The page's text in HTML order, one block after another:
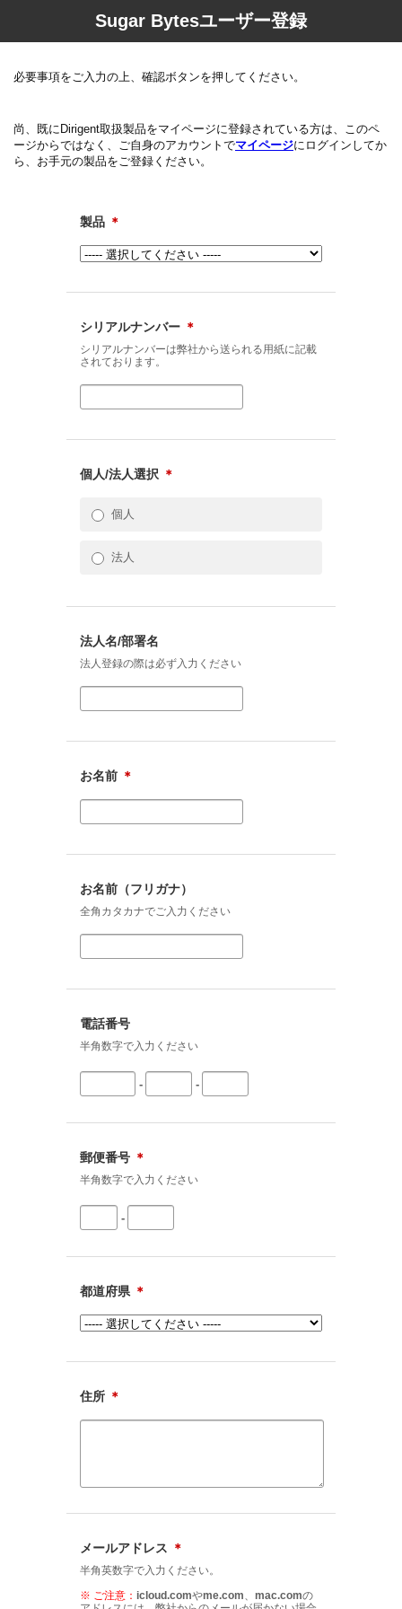
Sugar Bytesユーザー登録
必要事項をご入力の上、確認ボタンを押してください。
尚、既にDirigent取扱製品をマイページに登録されている方は、このペ
ージからではなく、ご自身のアカウントでマイページにログインしてか
ら、お手元の製品をご登録ください。
製品 ＊
シリアルナンバー ＊
シリアルナンバーは弊社から送られる用紙に記載
されております。
個人/法人選択 ＊
個人
法人
法人名/部署名
法人登録の際は必ず入力ください
お名前 ＊
お名前（フリガナ）
全角カタカナでご入力ください
電話番号
半角数字で入力ください
- -
郵便番号 ＊
半角数字で入力ください
-
都道府県 ＊
住所 ＊
メールアドレス ＊
半角英数字で入力ください。
※ ご注意： icloud.comやme.com、 mac.comの